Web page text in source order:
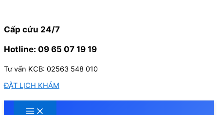
nội
Cấp cứu 24/7
Hotline: 09 65 07 19 19
Tư vấn KCB: 02563 548 010
ĐẶT LỊCH KHÁM